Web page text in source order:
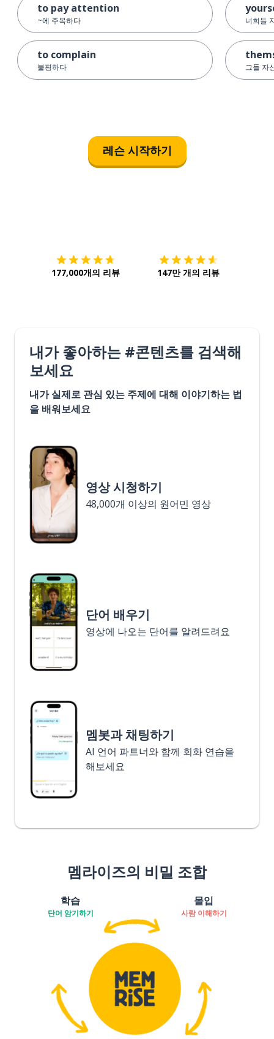
to pay attention
~에 주목하다
to complain
불평하다
너희들
그들 자
레슨 시작하기
177,000개의 리뷰 147만 개의 리뷰
내가 좋아하는 #콘텐츠를 검색해
보세요
내가 실제로 관심 있는 주제에 대해 이야기하는 법
을 배워보세요
영상 시청하기
48,000개 이상의 원어민 영상
단어 배우기
영상에 나오는 단어를 알려드려요
멤봇과 채팅하기
AI 언어 파트너와 함께 회화 연습을
해보세요
멤라이즈의 비밀 조합
학습
단어 암기하기
몰입
사람 이해하기